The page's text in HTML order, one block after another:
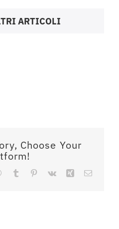
ARTICOLI
Choose Your
WhatsApp
Tumblr Pinterest
Vk Xing Email